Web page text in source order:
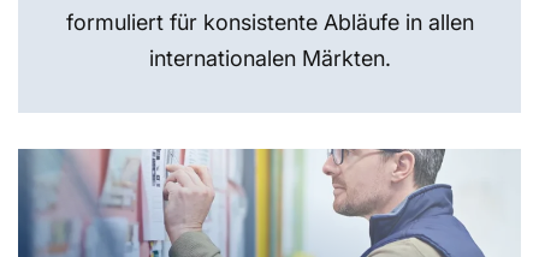
formuliert für konsistente Abläufe in allen
internationalen Märkten.